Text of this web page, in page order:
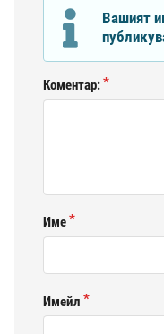
Вашият
Коментар:
Име
Имейл